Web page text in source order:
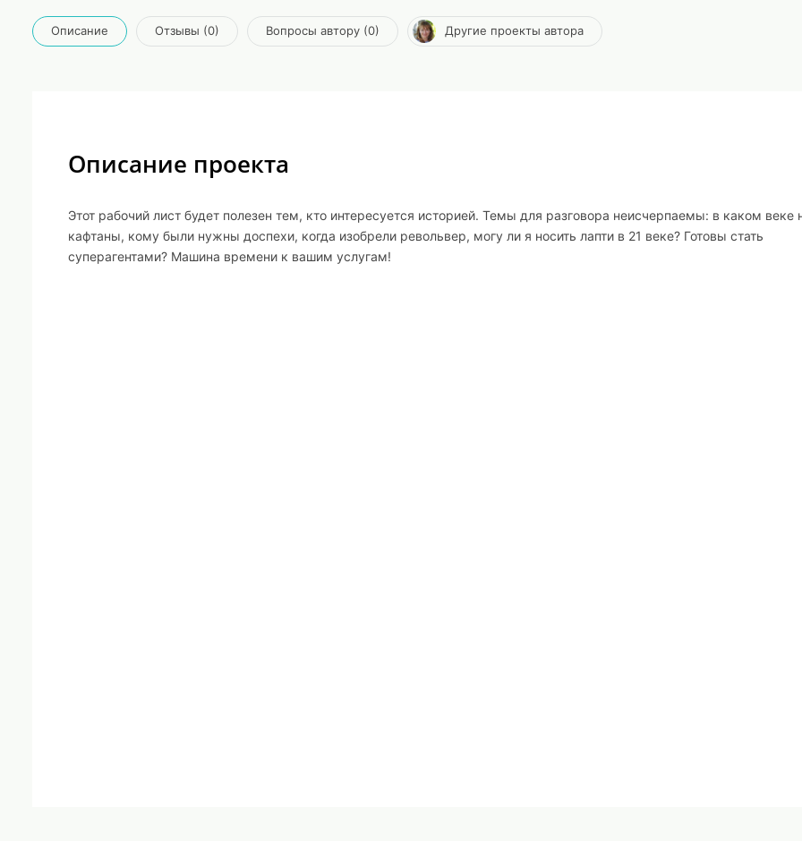
Описание Отзывы (0) Вопросы автору (0) Другие проекты автора
Описание проекта
Этот рабочий лист будет полезен тем, кто интересуется историей. Темы для разговора неисчерпаемы: в каком веке
кафтаны, кому были нужны доспехи, когда изобрели револьвер, могу ли я носить лапти в 21 веке? Готовы стать
суперагентами? Машина времени к вашим услугам!